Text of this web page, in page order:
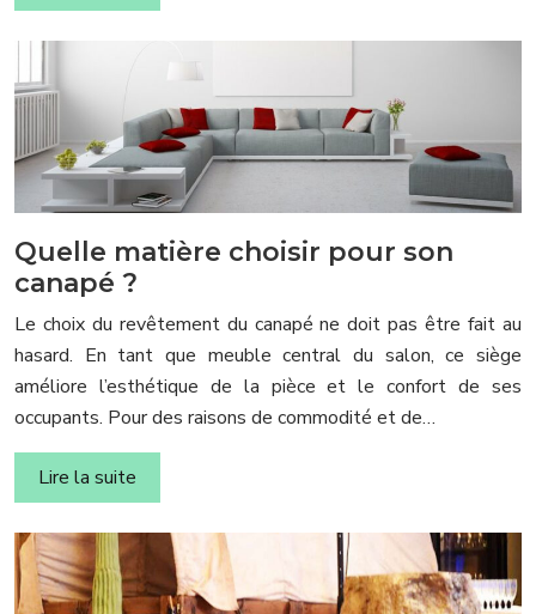
Quelle matière choisir pour son
canapé ?
Le choix du revêtement du canapé ne doit pas être fait au
hasard. En tant que meuble central du salon, ce siège
améliore l’esthétique de la pièce et le confort de ses
occupants. Pour des raisons de commodité et de…
Lire la suite